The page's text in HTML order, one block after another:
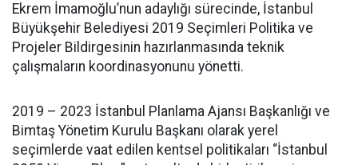
Ekrem İmamoğlu’nun adaylığı sürecinde, İstanbul
Büyükşehir Belediyesi 2019 Seçimleri Politika ve
Projeler Bildirgesinin hazırlanmasında teknik
çalışmaların koordinasyonunu yönetti.
2019 – 2023 İstanbul Planlama Ajansı Başkanlığı ve
Bimtaş Yönetim Kurulu Başkanı olarak yerel
seçimlerde vaat edilen kentsel politikaları “İstanbul